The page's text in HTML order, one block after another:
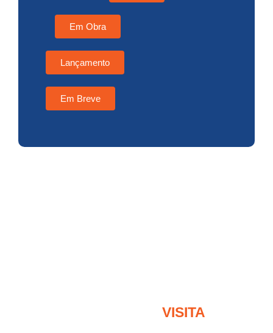
Em Obra
Lançamento
Em Breve
VISITA